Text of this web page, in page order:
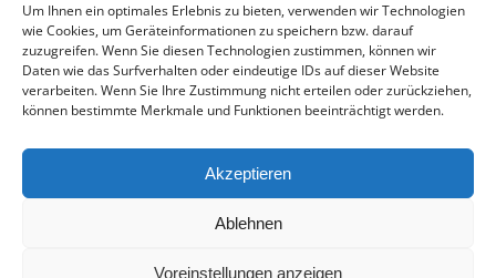
Um Ihnen ein optimales Erlebnis zu bieten, verwenden wir Technologien
wie Cookies, um Geräteinformationen zu speichern bzw. darauf
zuzugreifen. Wenn Sie diesen Technologien zustimmen, können wir
Daten wie das Surfverhalten oder eindeutige IDs auf dieser Website
verarbeiten. Wenn Sie Ihre Zustimmung nicht erteilen oder zurückziehen,
können bestimmte Merkmale und Funktionen beeinträchtigt werden.
Akzeptieren
Ablehnen
Voreinstellungen anzeigen
Cookie policy